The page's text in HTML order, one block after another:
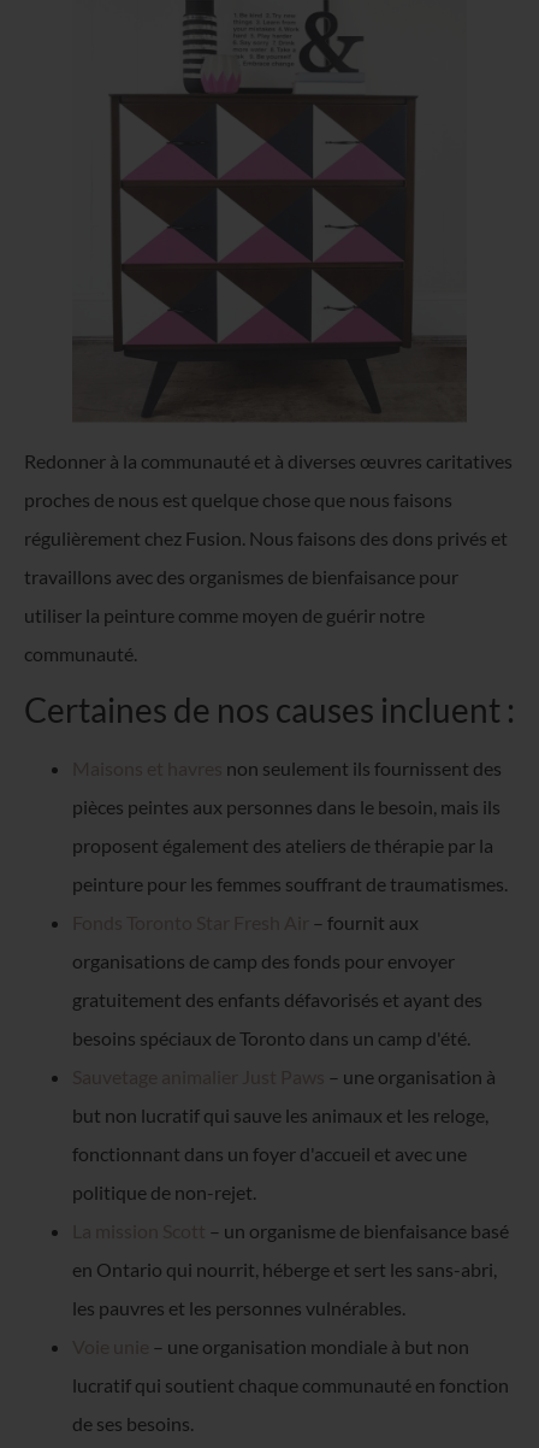
Redonner à la communauté et à diverses œuvres caritatives
proches de nous est quelque chose que nous faisons
régulièrement chez Fusion. Nous faisons des dons privés et
travaillons avec des organismes de bienfaisance pour
utiliser la peinture comme moyen de guérir notre
communauté.
Certaines de nos causes incluent :
non seulement ils fournissent des
pièces peintes aux personnes dans le besoin, mais ils
proposent également des ateliers de thérapie par la
peinture pour les femmes souffrant de traumatismes.
– fournit aux
organisations de camp des fonds pour envoyer
gratuitement des enfants défavorisés et ayant des
besoins spéciaux de Toronto dans un camp d'été.
– une organisation à
but non lucratif qui sauve les animaux et les reloge,
fonctionnant dans un foyer d'accueil et avec une
politique de non-rejet.
– un organisme de bienfaisance basé
en Ontario qui nourrit, héberge et sert les sans-abri,
les pauvres et les personnes vulnérables.
– une organisation mondiale à but non
lucratif qui soutient chaque communauté en fonction
de ses besoins.